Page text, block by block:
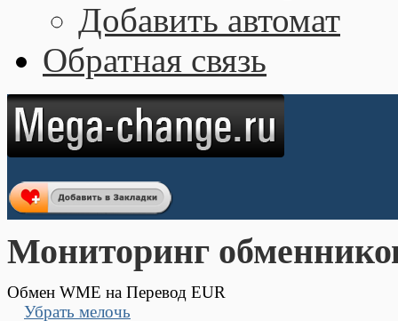
Добавить автомат
Обратная связь
Мониторинг
Обмен WME на Перевод EUR
Убрать мелочь